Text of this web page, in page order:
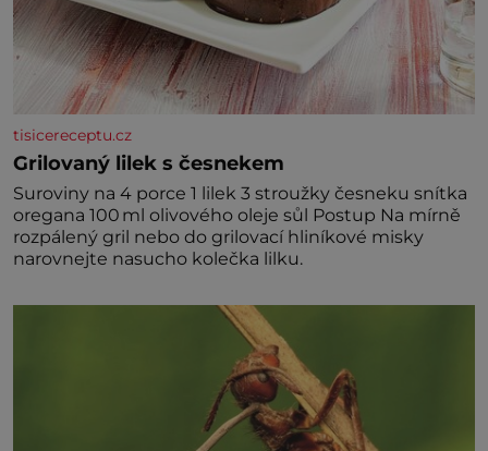
tisicereceptu.cz
Grilovaný lilek s česnekem
Suroviny na 4 porce 1 lilek 3 stroužky česneku snítka
oregana 100 ml olivového oleje sůl Postup Na mírně
rozpálený gril nebo do grilovací hliníkové misky
narovnejte nasucho kolečka lilku.